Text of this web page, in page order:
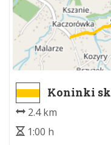
Koninki
2.4 km
1:00 h